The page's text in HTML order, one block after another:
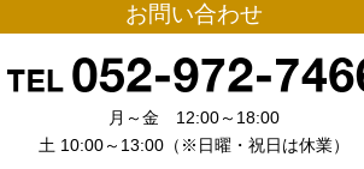
お問い合わせ
月～金 12:00～18:00
土 10:00～13:00（※日曜・祝日は休業）